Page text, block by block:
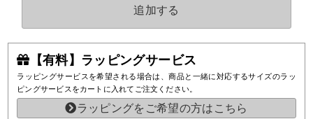
【有料】ラッピングサービス
ラッピングサービスを希望される場合は、商品と一緒に対応するサイズのラッ
ピングサービスをカートに入れてご注文ください。
ラッピングをご希望の方はこちら
追加する